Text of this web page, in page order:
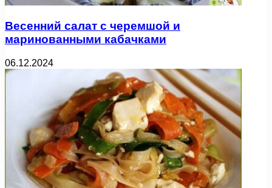
Весенний салат с черемшой и
маринованными кабачками
06.12.2024